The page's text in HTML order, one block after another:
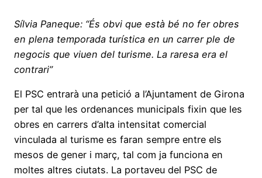
Sílvia Paneque: “És obvi que està bé no fer obres
en plena temporada turística en un carrer ple de
negocis que viuen del turisme. La raresa era el
contrari”
El PSC entrarà una petició a l’Ajuntament de Girona
per tal que les ordenances municipals fixin que les
obres en carrers d’alta intensitat comercial
vinculada al turisme es faran sempre entre els
mesos de gener i març, tal com ja funciona en
moltes altres ciutats. La portaveu del PSC de